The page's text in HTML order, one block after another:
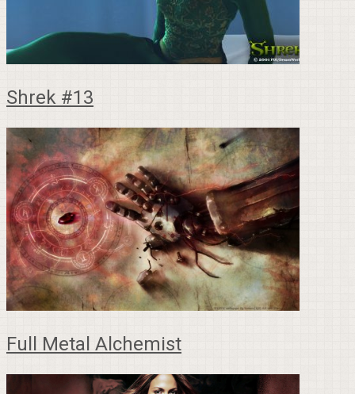
Shrek #13
Full Metal Alchemist